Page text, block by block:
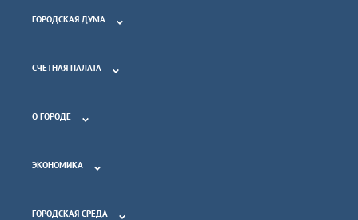
ГОРОДСКАЯ ДУМА
СЧЕТНАЯ ПАЛАТА
О ГОРОДЕ
ЭКОНОМИКА
ГОРОДСКАЯ СРЕДА